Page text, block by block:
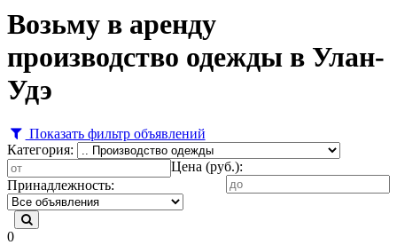
Возьму в аренду
производство одежды в Улан-
Удэ
Показать фильтр объявлений
Категория:
Цена (руб.):
Принадлежность:
0